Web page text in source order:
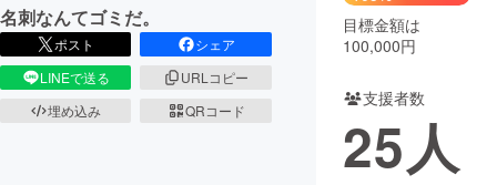
CAMPFIRE for Social Good CAMPFIRE Creation
CAMPFIREふるさと納税machi-ya コミュニティ
名刺なんてゴミだ。
ポスト
シェア
LINEで送る
URLコピー
埋め込み
QRコード
目標金額は
100,000円
支援者数
25人